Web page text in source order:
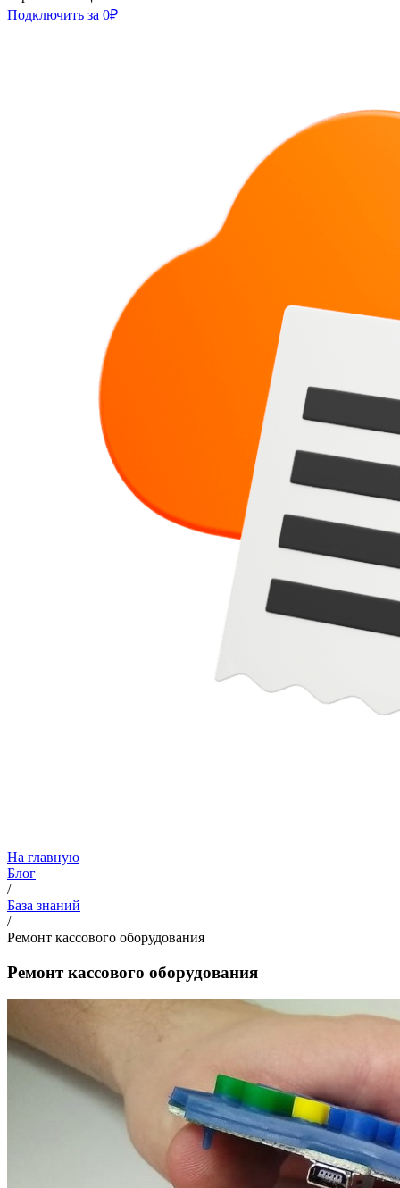
Подключить за 0₽
На главную
Блог
/
База знаний
/
Ремонт кассового оборудования
Ремонт кассового оборудования